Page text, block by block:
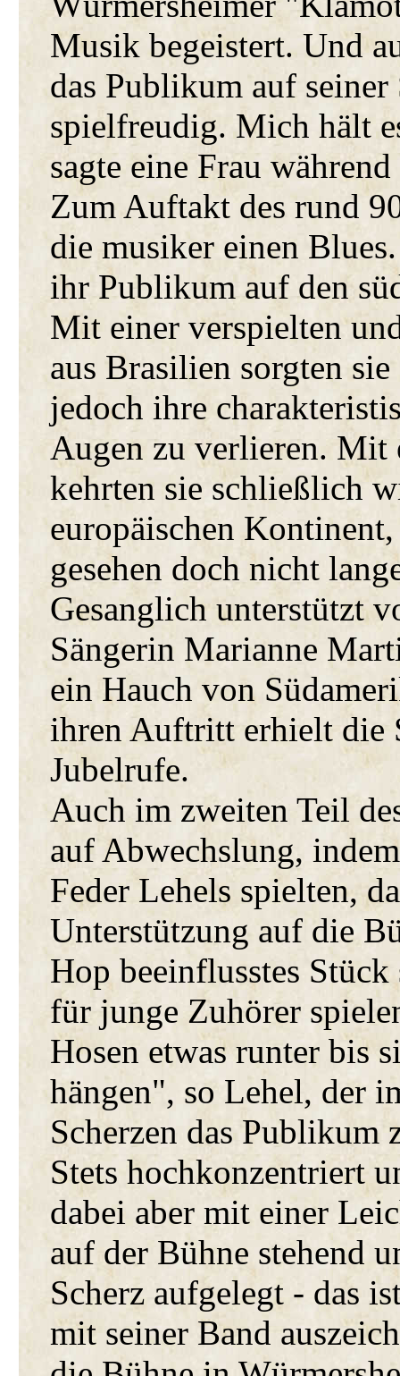
Musik begeistert. Und
das Publikum auf
spielfreudig. Mich hält
sagte eine Frau
Zum Auftakt des rund
die musiker einen
ihr Publikum auf den
Mit einer verspielten
aus Brasilien sorgten
jedoch ihre
Augen zu verlieren. Mit
kehrten sie schließlich
europäischen
gesehen doch nicht
Gesanglich unterstützt
Sängerin Marianne
ein Hauch von
ihren Auftritt erhielt die
Jubelrufe.
Auch im zweiten Teil
auf Abwechslung,
Feder Lehels spielten,
Unterstützung auf die
Hop beeinflusstes
für junge Zuhörer
Hosen etwas runter bis
hängen", so Lehel, der
Scherzen das Publikum
Stets hochkonzentriert
dabei aber mit einer
auf der Bühne stehend
Scherz aufgelegt - das
mit seiner Band